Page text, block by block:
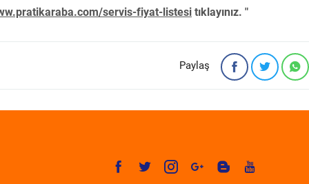
servis-fiyat-listesi tıklayınız. "
Paylaş